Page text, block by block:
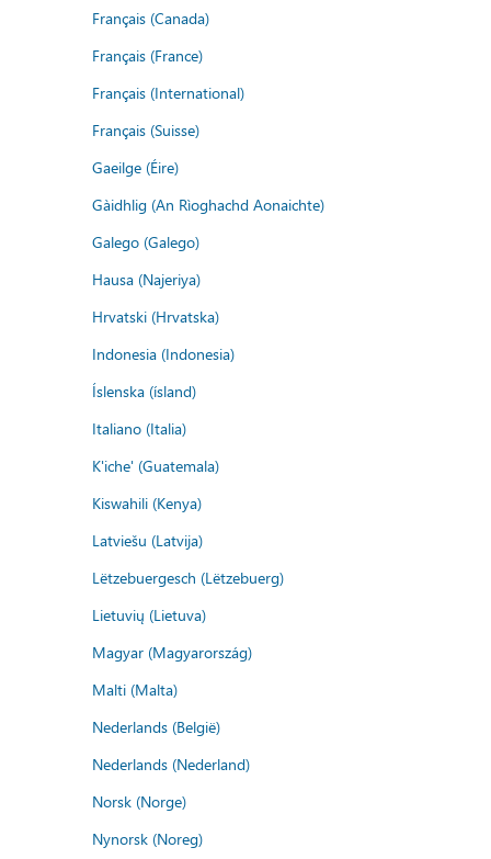
Français (Canada)
Français (France)
Français (International)
Français (Suisse)
Gaeilge (Éire)
Gàidhlig (An Rìoghachd Aonaichte)
Galego (Galego)
Hausa (Najeriya)
Hrvatski (Hrvatska)
Indonesia (Indonesia)
Íslenska (ísland)
Italiano (Italia)
K'iche' (Guatemala)
Kiswahili (Kenya)
Latviešu (Latvija)
Lëtzebuergesch (Lëtzebuerg)
Lietuvių (Lietuva)
Magyar (Magyarország)
Malti (Malta)
Nederlands (België)
Nederlands (Nederland)
Norsk (Norge)
Nynorsk (Noreg)